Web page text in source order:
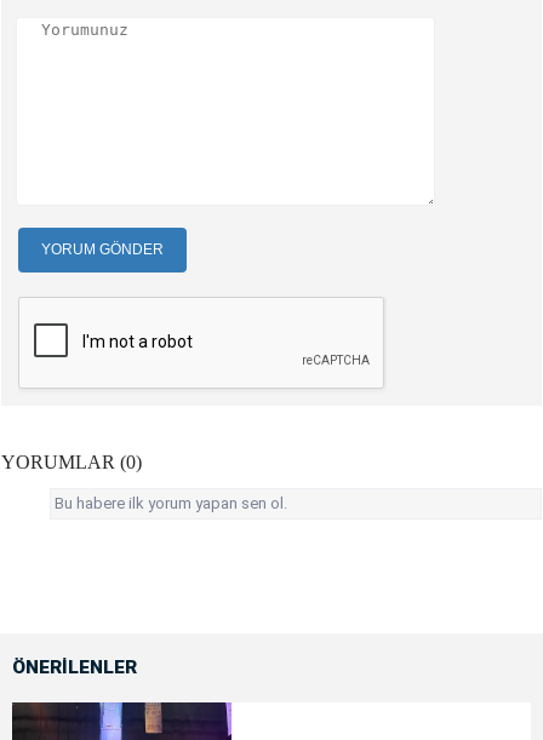
YORUM GÖNDER
YORUMLAR (0)
Bu habere ilk yorum yapan sen ol.
ÖNERİLENLER